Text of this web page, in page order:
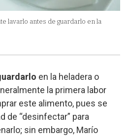
lavarlo antes de guardarlo en la
en la heladera o
la primera labor
este alimento, pues se
de “desinfectar” para
sin embargo, Marío